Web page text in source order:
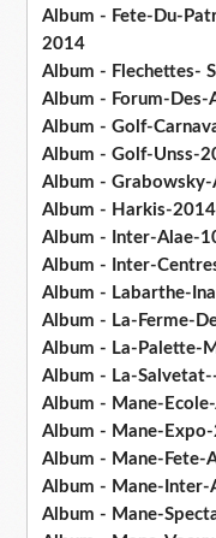
Album - Fete-Du-
2014
Album - Flechettes-
Album - Forum-
Album - Golf-
Album - Golf-Unss-
Album -
Album - Harkis-
Album - Inter-Alae-
Album - Inter-
Album - Labarthe-
Album - La-Ferme-
Album - La-Palette-
Album - La-
Album - Mane-
Album - Mane-
Album - Mane-Fete-
Album - Mane-
Album - Mane-